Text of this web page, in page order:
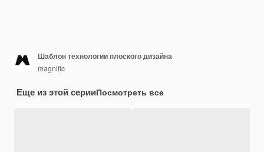
Шаблон технологии плоского дизайна
magnific
Еще из этой серииПосмотреть все